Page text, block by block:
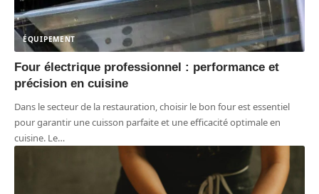
ÉQUIPEMENT
Four électrique professionnel : performance et
précision en cuisine
Dans le secteur de la restauration, choisir le bon four est essentiel
pour garantir une cuisson parfaite et une efficacité optimale en
cuisine. Le…